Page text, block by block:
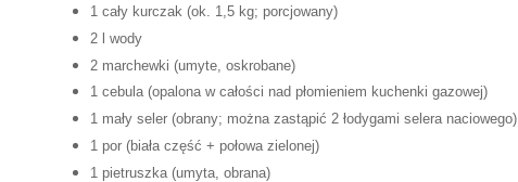
1 cały kurczak (ok. 1,5 kg; porcjowany)
2 l wody
2 marchewki (umyte, oskrobane)
1 cebula (opalona w całości nad płomieniem kuchenki gazowej)
1 mały seler (obrany; można zastąpić 2 łodygami selera naciowego)
1 por (biała część + połowa zielonej)
1 pietruszka (umyta, obrana)